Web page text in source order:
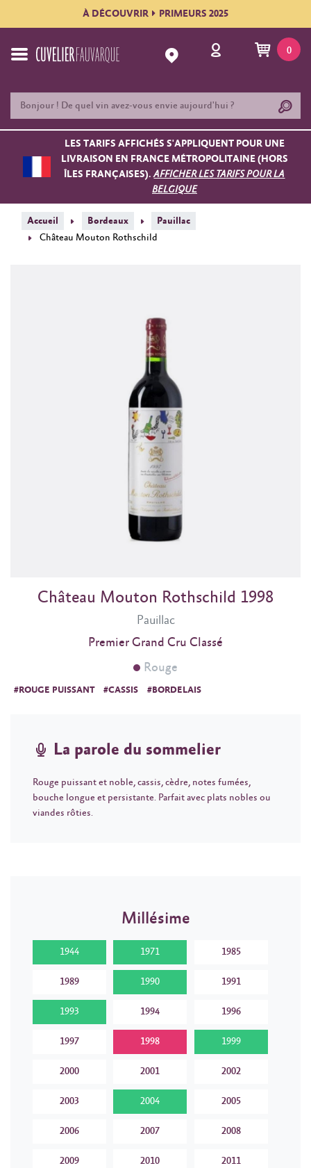
À DÉCOUVRIR PRIMEURS 2025
0
LES TARIFS AFFICHÉS S'APPLIQUENT POUR UNE
LIVRAISON EN FRANCE MÉTROPOLITAINE (HORS
ÎLES FRANÇAISES).AFFICHER LES TARIFS POUR LA
BELGIQUE
Accueil Bordeaux
Pauillac
Château Mouton Rothschild
Pauillac
Château Mouton Rothschild 1998
Premier Grand Cru Classé
Rouge
#ROUGE PUISSANT #CASSIS #BORDELAIS
La parole du sommelier
Rouge puissant et noble, cassis, cèdre, notes fumées,
bouche longue et persistante. Parfait avec plats nobles ou
viandes rôties.
Millésime
1944 1971 1985
1989 1990 1991
1993 1994 1996
1997 1998 1999
2000 2001 2002
2003 2004 2005
2006 2007 2008
2009 2010 2011